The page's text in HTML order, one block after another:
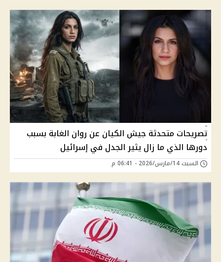
تصريحات متحدثة جيش الكيان عن روان الغابة بسبب
دورها الذي ما زال يثير الجدل في إسرائيل
السبت 14/مارس/2026 - 06:41 م